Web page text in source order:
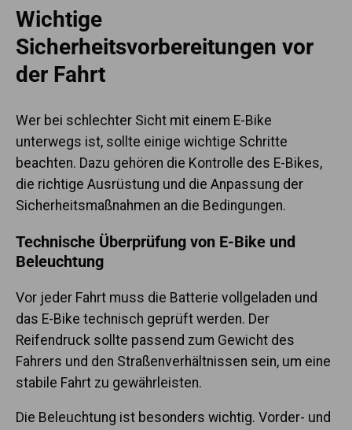
Wichtige
Sicherheitsvorbereitungen vor
der Fahrt
Wer bei schlechter Sicht mit einem E-Bike
unterwegs ist, sollte einige wichtige Schritte
beachten. Dazu gehören die Kontrolle des E-Bikes,
die richtige Ausrüstung und die Anpassung der
Sicherheitsmaßnahmen an die Bedingungen.
Technische Überprüfung von E-Bike und
Beleuchtung
Vor jeder Fahrt muss die Batterie vollgeladen und
das E-Bike technisch geprüft werden. Der
Reifendruck sollte passend zum Gewicht des
Fahrers und den Straßenverhältnissen sein, um eine
stabile Fahrt zu gewährleisten.
Die Beleuchtung ist besonders wichtig. Vorder- und